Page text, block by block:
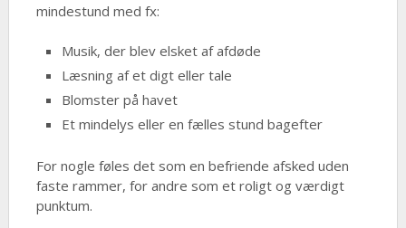
mindestund med fx:
Musik, der blev elsket af afdøde
Læsning af et digt eller tale
Blomster på havet
Et mindelys eller en fælles stund bagefter
For nogle føles det som en befriende afsked uden
faste rammer, for andre som et roligt og værdigt
punktum.